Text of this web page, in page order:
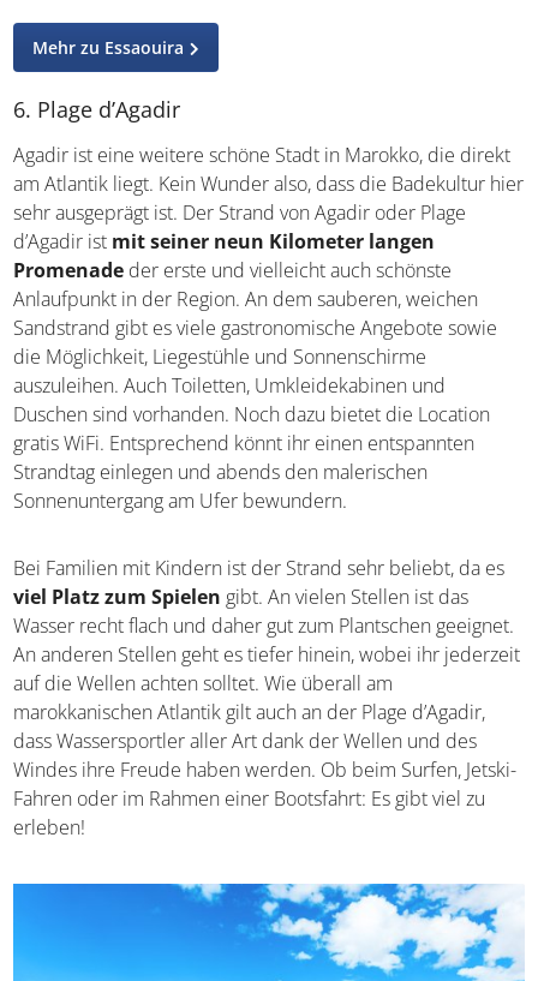
Mehr zu Essaouira
6. Plage d’Agadir
Agadir ist eine weitere schöne Stadt in Marokko, die direkt
am Atlantik liegt. Kein Wunder also, dass die Badekultur hier
sehr ausgeprägt ist. Der Strand von Agadir oder Plage
d’Agadir ist mit seiner neun Kilometer langen
Promenade der erste und vielleicht auch schönste
Anlaufpunkt in der Region. An dem sauberen, weichen
Sandstrand gibt es viele gastronomische Angebote sowie
die Möglichkeit, Liegestühle und Sonnenschirme
auszuleihen. Auch Toiletten, Umkleidekabinen und
Duschen sind vorhanden. Noch dazu bietet die Location
gratis WiFi. Entsprechend könnt ihr einen entspannten
Strandtag einlegen und abends den malerischen
Sonnenuntergang am Ufer bewundern.
Bei Familien mit Kindern ist der Strand sehr beliebt, da es
viel Platz zum Spielen gibt. An vielen Stellen ist das
Wasser recht flach und daher gut zum Plantschen geeignet.
An anderen Stellen geht es tiefer hinein, wobei ihr jederzeit
auf die Wellen achten solltet. Wie überall am
marokkanischen Atlantik gilt auch an der Plage d’Agadir,
dass Wassersportler aller Art dank der Wellen und des
Windes ihre Freude haben werden. Ob beim Surfen, Jetski-
Fahren oder im Rahmen einer Bootsfahrt: Es gibt viel zu
erleben!